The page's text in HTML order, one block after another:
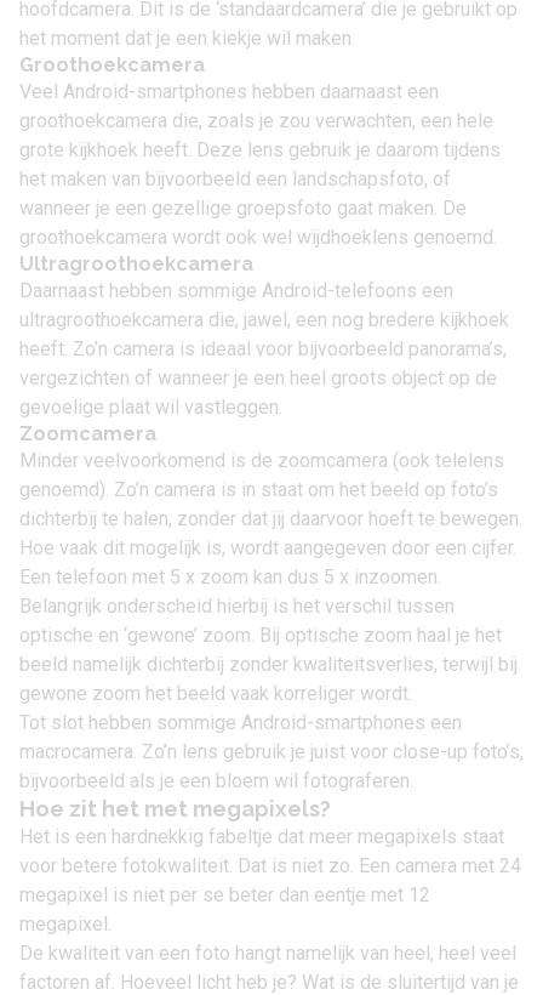
hoofdcamera. Dit is de ‘standaardcamera’ die je gebruikt op
het moment dat je een kiekje wil maken.
Groothoekcamera
Veel Android-smartphones hebben daarnaast een
groothoekcamera die, zoals je zou verwachten, een hele
grote kijkhoek heeft. Deze lens gebruik je daarom tijdens
het maken van bijvoorbeeld een landschapsfoto, of
wanneer je een gezellige groepsfoto gaat maken. De
groothoekcamera wordt ook wel wijdhoeklens genoemd.
Ultragroothoekcamera
Daarnaast hebben sommige Android-telefoons een
ultragroothoekcamera die, jawel, een nog bredere kijkhoek
heeft. Zo’n camera is ideaal voor bijvoorbeeld panorama’s,
vergezichten of wanneer je een heel groots object op de
gevoelige plaat wil vastleggen.
Zoomcamera
Minder veelvoorkomend is de zoomcamera (ook telelens
genoemd). Zo’n camera is in staat om het beeld op foto’s
dichterbij te halen, zonder dat jij daarvoor hoeft te bewegen.
Hoe vaak dit mogelijk is, wordt aangegeven door een cijfer.
Een telefoon met 5 x zoom kan dus 5 x inzoomen.
Belangrijk onderscheid hierbij is het verschil tussen
optische en ‘gewone’ zoom. Bij optische zoom haal je het
beeld namelijk dichterbij zonder kwaliteitsverlies, terwijl bij
gewone zoom het beeld vaak korreliger wordt.
Tot slot hebben sommige Android-smartphones een
macrocamera. Zo’n lens gebruik je juist voor close-up foto’s,
bijvoorbeeld als je een bloem wil fotograferen.
Hoe zit het met megapixels?
Het is een hardnekkig fabeltje dat meer megapixels staat
voor betere fotokwaliteit. Dat is niet zo. Een camera met 24
megapixel is niet per se beter dan eentje met 12
megapixel.
De kwaliteit van een foto hangt namelijk van heel, heel veel
factoren af. Hoeveel licht heb je? Wat is de sluitertijd van je